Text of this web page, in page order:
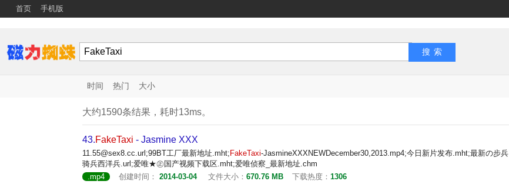
首页 手机版
时间 热门 大小
大约1590条结果，耗时13ms。
43.FakeTaxi - Jasmine XXX
11.55@sex8.cc.url;99BT工厂最新地址.mht; FakeTaxi-JasmineXXXNEWDecember30,2013.mp4;今日新片发布.mht;最新の步兵
骑兵西洋兵.url;爱唯★㊣国产视频下载区.mht;爱唯侦察_最新地址.chm
.mp4
创建时间： 2014-03-04 文件大小： 670.76 MB 下载热度： 1306